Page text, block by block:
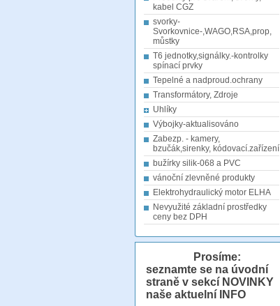
kabel CGZ
svorky-
Svorkovnice-,WAGO,RSA,prop,
můstky
T6 jednotky,signálky.-kontrolky
spínací prvky
Tepelné a nadproud.ochrany
Transformátory, Zdroje
Uhlíky
Výbojky-aktualisováno
Zabezp. - kamery,
bzučák,sirenky, kódovací.zařízení
bužírky silik-068 a PVC
vánoční zlevněné produkty
Elektrohydraulický motor ELHA
Nevyužité základní prostředky
ceny bez DPH
Prosíme:
seznamte se na úvodní
straně v sekcí NOVINKY
naše aktuelní INFO